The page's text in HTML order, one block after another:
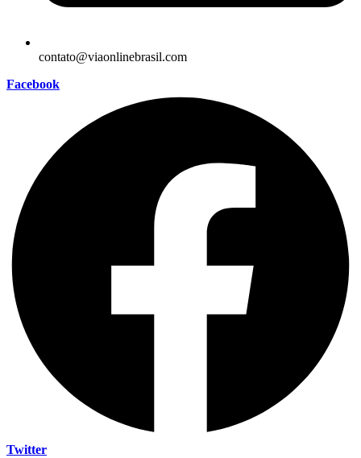
contato@viaonlinebrasil.com
Facebook
Twitter